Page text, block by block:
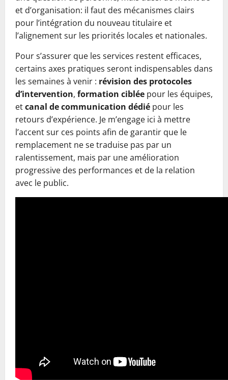
et d’organisation: il faut des mécanismes clairs
pour l’intégration du nouveau titulaire et
l’alignement sur les priorités locales et nationales.
Pour s’assurer que les services restent efficaces,
certains axes pratiques seront indispensables dans
les semaines à venir : révision des protocoles
d’intervention, formation ciblée pour les équipes,
etcanal de communication dédié pour les
retours d’expérience. Je m’engage ici à mettre
l’accent sur ces points afin de garantir que le
remplacement ne se traduise pas par un
ralentissement, mais par une amélioration
progressive des performances et de la relation
avec le public.